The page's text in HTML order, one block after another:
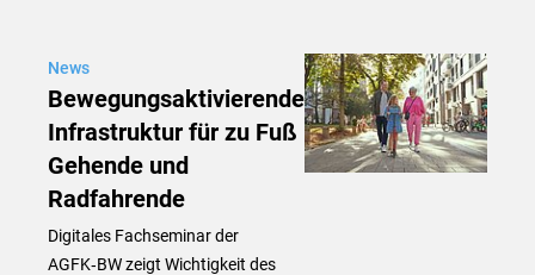
News
Bewegungsaktivierende
Infrastruktur für zu Fuß
Gehende und
Radfahrende
Digitales Fachseminar der
AGFK‑BW zeigt Wichtigkeit des